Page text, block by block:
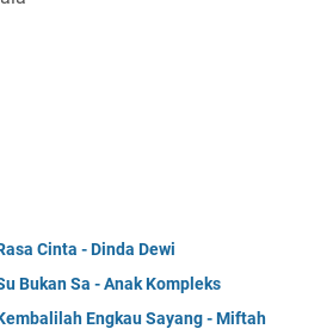
Cinta - Dinda Dewi
Bukan Sa - Anak Kompleks
Engkau Sayang - Miftah